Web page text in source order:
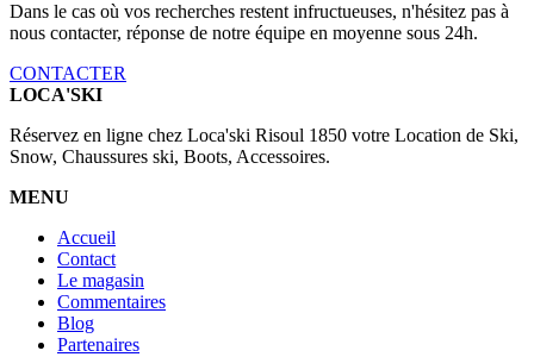
Dans le cas où vos recherches restent infructueuses, n'hésitez pas à
nous contacter, réponse de notre équipe en moyenne sous 24h.
CONTACTER
LOCA'SKI
Réservez en ligne chez Loca'ski Risoul 1850 votre Location de Ski,
Snow, Chaussures ski, Boots, Accessoires.
MENU
Accueil
Contact
Le magasin
Commentaires
Blog
Partenaires